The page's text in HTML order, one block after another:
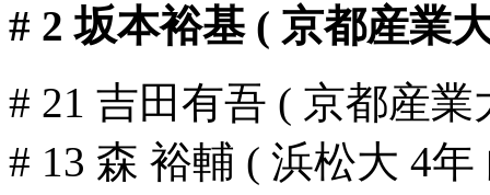
# 2 坂本裕基 ( 京都産業
# 21 吉田有吾 ( 京都産業
# 13 森 裕輔 ( 浜松大 4年